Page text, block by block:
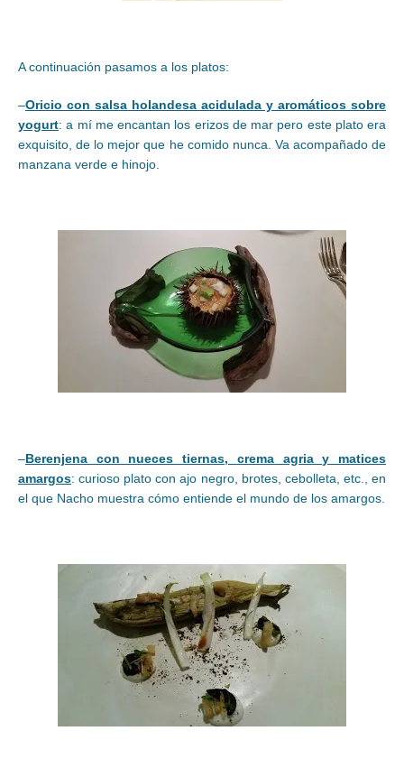
A continuación pasamos a los platos:
–Oricio con salsa holandesa acidulada y aromáticos sobre
yogurt: a mí me encantan los erizos de mar pero este plato era
exquisito, de lo mejor que he comido nunca. Va acompañado de
manzana verde e hinojo.
–Berenjena con nueces tiernas, crema agria y matices
amargos: curioso plato con ajo negro, brotes, cebolleta, etc., en
el que Nacho muestra cómo entiende el mundo de los amargos.